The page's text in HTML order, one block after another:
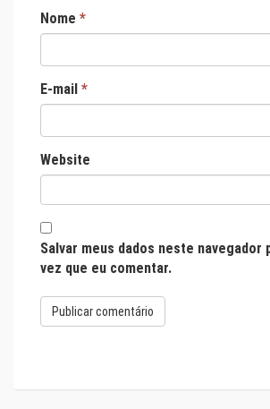
Nome *
E-mail *
Website
Salvar meus dados neste navegador
vez que eu comentar.